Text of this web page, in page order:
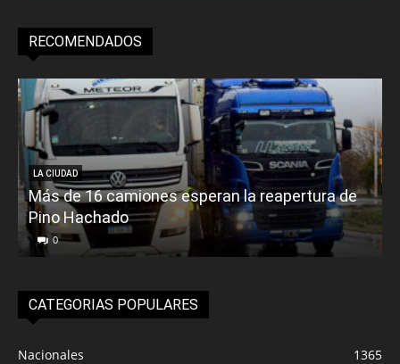
RECOMENDADOS
LA CIUDAD
Más de 16 camiones esperan la reapertura de
Pino Hachado
0
CATEGORIAS POPULARES
Nacionales
1365